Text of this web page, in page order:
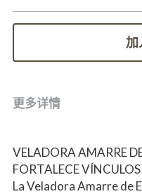
加
更多详情
VELADORA AMARRE
FORTALECE
La Veladora Amarre de